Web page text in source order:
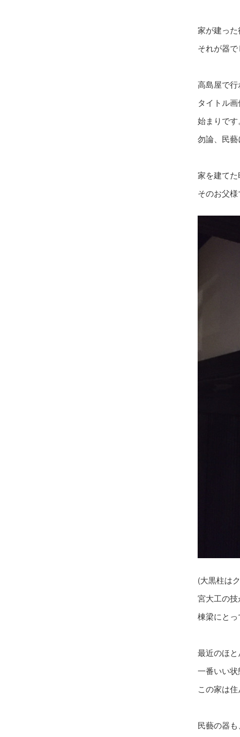
家が建っ
それが器で
高島屋で
タイトル
始まりです。
勿論、民藝
家を建てた
そのお父
(大黒柱は
宮大工の
棟梁にと
最近のほ
一番いい状
この家は
民藝の器も、